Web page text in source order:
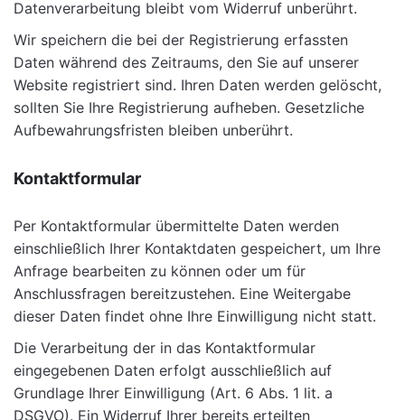
Datenverarbeitung bleibt vom Widerruf unberührt.
Wir speichern die bei der Registrierung erfassten
Daten während des Zeitraums, den Sie auf unserer
Website registriert sind. Ihren Daten werden gelöscht,
sollten Sie Ihre Registrierung aufheben. Gesetzliche
Aufbewahrungsfristen bleiben unberührt.
Kontaktformular
Per Kontaktformular übermittelte Daten werden
einschließlich Ihrer Kontaktdaten gespeichert, um Ihre
Anfrage bearbeiten zu können oder um für
Anschlussfragen bereitzustehen. Eine Weitergabe
dieser Daten findet ohne Ihre Einwilligung nicht statt.
Die Verarbeitung der in das Kontaktformular
eingegebenen Daten erfolgt ausschließlich auf
Grundlage Ihrer Einwilligung (Art. 6 Abs. 1 lit. a
DSGVO). Ein Widerruf Ihrer bereits erteilten